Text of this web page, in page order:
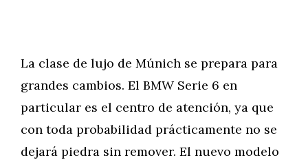
La clase de lujo de Múnich se prepara para
grandes cambios. El BMW Serie 6 en
particular es el centro de atención, ya que
con toda probabilidad prácticamente no se
dejará piedra sin remover. El nuevo modelo